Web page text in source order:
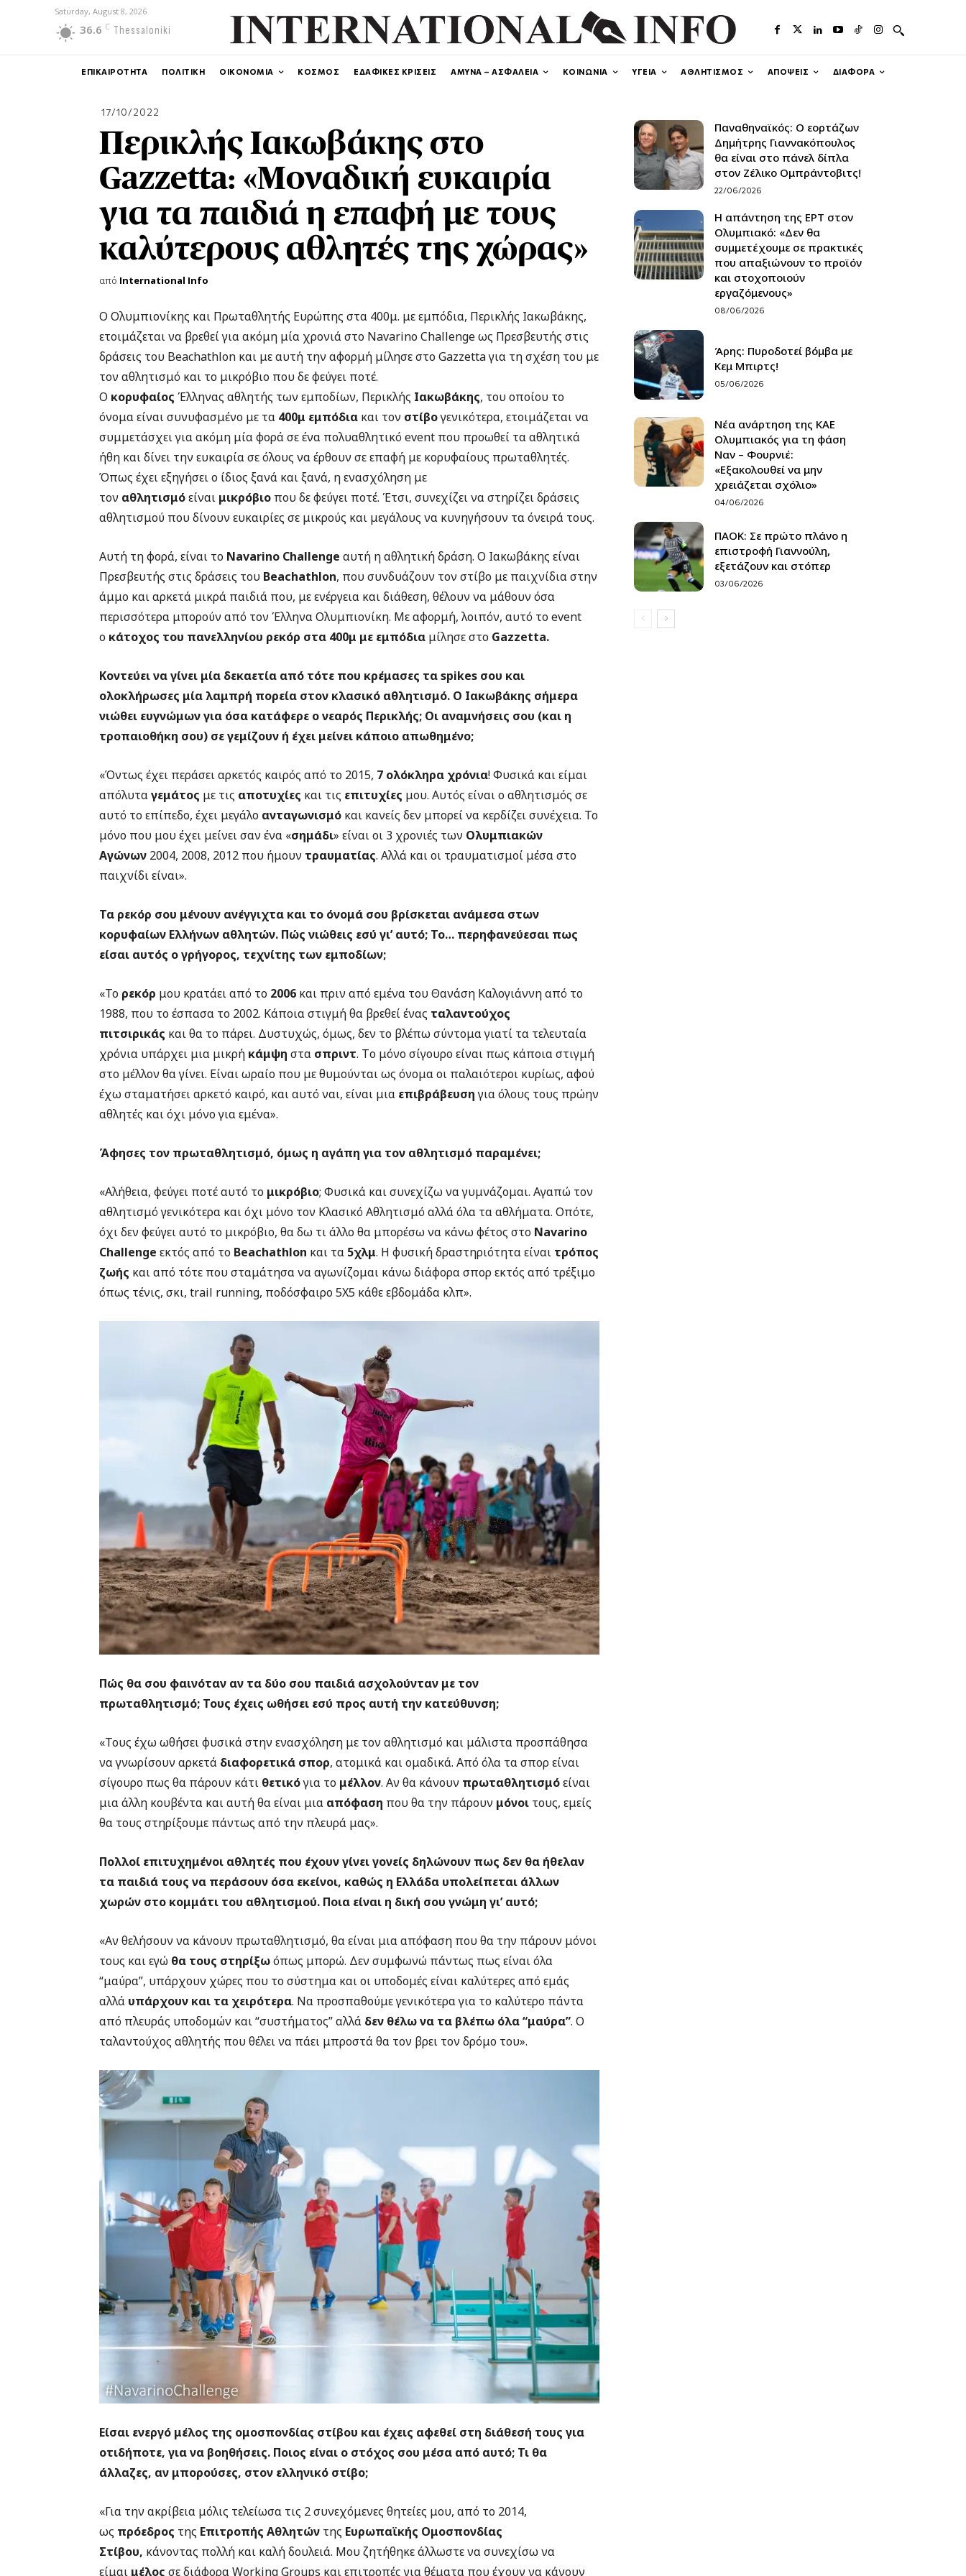
Saturday, August 8, 2026
36.6 C Thessaloniki
ΕΠΙΚΑΙΡΟΤΗΤΑ ΠΟΛΙΤΙΚΗ ΟΙΚΟΝΟΜΙΑ ΚΟΣΜΟΣ ΕΔΑΦΙΚΕΣ ΚΡΙΣΕΙΣ ΑΜΥΝΑ – ΑΣΦΑΛΕΙΑ ΚΟΙΝΩΝΙΑ ΥΓΕΙΑ ΑΘΛΗΤΙΣΜΟΣ ΑΠΟΨΕΙΣ ΔΙΑΦΟΡΑ
17/10/2022
Περικλής Ιακωβάκης στο
Gazzetta: «Μοναδική ευκαιρία
για τα παιδιά η επαφή με τους
καλύτερους αθλητές της χώρας»
από International Info
O Ολυμπιονίκης και Πρωταθλητής Ευρώπης στα 400μ. με εμπόδια, Περικλής Ιακωβάκης,
ετοιμάζεται να βρεθεί για ακόμη μία χρονιά στο Navarino Challenge ως Πρεσβευτής στις
δράσεις του Βeachathlon και με αυτή την αφορμή μίλησε στο Gazzetta για τη σχέση του με
τον αθλητισμό και το μικρόβιο που δε φεύγει ποτέ.
O κορυφαίος Έλληνας αθλητής των εμποδίων, Περικλής Ιακωβάκης, του οποίου το
όνομα είναι συνυφασμένο με τα 400μ εμπόδια και τον στίβογενικότερα, ετοιμάζεται να
συμμετάσχει για ακόμη μία φορά σε ένα πολυαθλητικό event που προωθεί τα αθλητικά
ήθη και δίνει την ευκαιρία σε όλους να έρθουν σε επαφή με κορυφαίους πρωταθλητές.
Όπως έχει εξηγήσει ο ίδιος ξανά και ξανά, η ενασχόληση με
τον αθλητισμόείναι μικρόβιο που δε φεύγει ποτέ. Έτσι, συνεχίζει να στηρίζει δράσεις
αθλητισμού που δίνουν ευκαιρίες σε μικρούς και μεγάλους να κυνηγήσουν τα όνειρά τους.
Αυτή τη φορά, είναι το Navarino Challenge αυτή η αθλητική δράση. Ο Ιακωβάκης είναι
Πρεσβευτής στις δράσεις του Beachathlon, που συνδυάζουν τον στίβο με παιχνίδια στην
άμμο και αρκετά μικρά παιδιά που, με ενέργεια και διάθεση, θέλουν να μάθουν όσα
περισσότερα μπορούν από τον Έλληνα Ολυμπιονίκη. Με αφορμή, λοιπόν, αυτό το event
ο κάτοχος του πανελληνίου ρεκόρ στα 400μ με εμπόδια μίλησε στο Gazzetta.
Κοντεύει να γίνει μία δεκαετία από τότε που κρέμασες τα spikes σου και
ολοκλήρωσες μία λαμπρή πορεία στον κλασικό αθλητισμό. Ο Ιακωβάκης σήμερα
νιώθει ευγνώμων για όσα κατάφερε ο νεαρός Περικλής; Οι αναμνήσεις σου (και η
τροπαιοθήκη σου) σε γεμίζουν ή έχει μείνει κάποιο απωθημένο;
«Όντως έχει περάσει αρκετός καιρός από το 2015, 7 ολόκληρα χρόνια! Φυσικά και είμαι
απόλυταγεμάτος με τις αποτυχίες και τις επιτυχίες μου. Αυτός είναι ο αθλητισμός σε
αυτό το επίπεδο, έχει μεγάλο ανταγωνισμό και κανείς δεν μπορεί να κερδίζει συνέχεια. Το
μόνο που μου έχει μείνει σαν ένα «σημάδι» είναι οι 3 χρονιές των Ολυμπιακών
Αγώνων 2004, 2008, 2012 που ήμουν τραυματίας. Αλλά και οι τραυματισμοί μέσα στο
παιχνίδι είναι».
Τα ρεκόρ σου μένουν ανέγγιχτα και το όνομά σου βρίσκεται ανάμεσα στων
κορυφαίων Ελλήνων αθλητών. Πώς νιώθεις εσύ γι’ αυτό; Το… περηφανεύεσαι πως
είσαι αυτός ο γρήγορος, τεχνίτης των εμποδίων;
«Το ρεκόρ μου κρατάει από το 2006 και πριν από εμένα του Θανάση Καλογιάννη από το
1988, που το έσπασα το 2002. Κάποια στιγμή θα βρεθεί ένας ταλαντούχος
πιτσιρικάς και θα το πάρει. Δυστυχώς, όμως, δεν το βλέπω σύντομα γιατί τα τελευταία
χρόνια υπάρχει μια μικρή κάμψη στα σπριντ. Tο μόνο σίγουρο είναι πως κάποια στιγμή
στο μέλλον θα γίνει. Είναι ωραίο που με θυμούνται ως όνομα οι παλαιότεροι κυρίως, αφού
έχω σταματήσει αρκετό καιρό, και αυτό ναι, είναι μια επιβράβευσηγια όλους τους πρώην
αθλητές και όχι μόνο για εμένα».
Άφησες τον πρωταθλητισμό, όμως η αγάπη για τον αθλητισμό παραμένει;
«Αλήθεια, φεύγει ποτέ αυτό το μικρόβιο; Φυσικά και συνεχίζω να γυμνάζομαι. Αγαπώ τον
αθλητισμό γενικότερα και όχι μόνο τον Κλασικό Αθλητισμό αλλά όλα τα αθλήματα. Οπότε,
όχι δεν φεύγει αυτό το μικρόβιο, θα δω τι άλλο θα μπορέσω να κάνω φέτος στο Navarino
Challenge εκτός από το Beachathlon και τα 5χλμ. Η φυσική δραστηριότητα είναι τρόπος
ζωής και από τότε που σταμάτησα να αγωνίζομαι κάνω διάφορα σπορ εκτός από τρέξιμο
όπως τένις, σκι, trail running, ποδόσφαιρο 5Χ5 κάθε εβδομάδα κλπ».
Πώς θα σου φαινόταν αν τα δύο σου παιδιά ασχολούνταν με τον
πρωταθλητισμό; Τους έχεις ωθήσει εσύ προς αυτή την κατεύθυνση;
«Τους έχω ωθήσει φυσικά στην ενασχόληση με τον αθλητισμό και μάλιστα προσπάθησα
να γνωρίσουν αρκετά διαφορετικά σπορ, ατομικά και ομαδικά. Από όλα τα σπορ είναι
σίγουρο πως θα πάρουν κάτι θετικόγια το μέλλον. Αν θα κάνουν πρωταθλητισμόείναι
μια άλλη κουβέντα και αυτή θα είναι μια απόφαση που θα την πάρουν μόνοι τους, εμείς
θα τους στηρίξουμε πάντως από την πλευρά μας».
Πολλοί επιτυχημένοι αθλητές που έχουν γίνει γονείς δηλώνουν πως δεν θα ήθελαν
τα παιδιά τους να περάσουν όσα εκείνοι, καθώς η Ελλάδα υπολείπεται άλλων
χωρών στο κομμάτι του αθλητισμού. Ποια είναι η δική σου γνώμη γι’ αυτό;
«Αν θελήσουν να κάνουν πρωταθλητισμό, θα είναι μια απόφαση που θα την πάρουν μόνοι
τους και εγώ θα τους στηρίξωόπως μπορώ. Δεν συμφωνώ πάντως πως είναι όλα
“μαύρα”, υπάρχουν χώρες που το σύστημα και οι υποδομές είναι καλύτερες από εμάς
αλλά υπάρχουν και τα χειρότερα. Να προσπαθούμε γενικότερα για το καλύτερο πάντα
από πλευράς υποδομών και “συστήματος” αλλά δεν θέλω να τα βλέπω όλα “μαύρα”. Ο
ταλαντούχος αθλητής που θέλει να πάει μπροστά θα τον βρει τον δρόμο του».
Είσαι ενεργό μέλος της ομοσπονδίας στίβου και έχεις αφεθεί στη διάθεσή τους για
οτιδήποτε, για να βοηθήσεις. Ποιος είναι ο στόχος σου μέσα από αυτό; Τι θα
άλλαζες, αν μπορούσες, στον ελληνικό στίβο;
«Για την ακρίβεια μόλις τελείωσα τις 2 συνεχόμενες θητείες μου, από το 2014,
ως πρόεδρος της Επιτροπής Αθλητών της Ευρωπαϊκής Ομοσπονδίας
Στίβου, κάνοντας πολλή και καλή δουλειά. Μου ζητήθηκε άλλωστε να συνεχίσω να
είμαι μέλος σε διάφορα Working Groups και επιτροπές για θέματα που έχουν να κάνουν
Παναθηναϊκός: Ο εορτάζων
Δημήτρης Γιαννακόπουλος
θα είναι στο πάνελ δίπλα
στον Ζέλικο Ομπράντοβιτς!
22/06/2026
Η απάντηση της ΕΡΤ στον
Ολυμπιακό: «Δεν θα
συμμετέχουμε σε πρακτικές
που απαξιώνουν το προϊόν
και στοχοποιούν
εργαζόμενους»
08/06/2026
Άρης: Πυροδοτεί βόμβα με
Κεμ Μπιρτς!
05/06/2026
Νέα ανάρτηση της ΚΑΕ
Ολυμπιακός για τη φάση
Ναν – Φουρνιέ:
«Εξακολουθεί να μην
χρειάζεται σχόλιο»
04/06/2026
ΠΑΟΚ: Σε πρώτο πλάνο η
επιστροφή Γιαννούλη,
εξετάζουν και στόπερ
03/06/2026